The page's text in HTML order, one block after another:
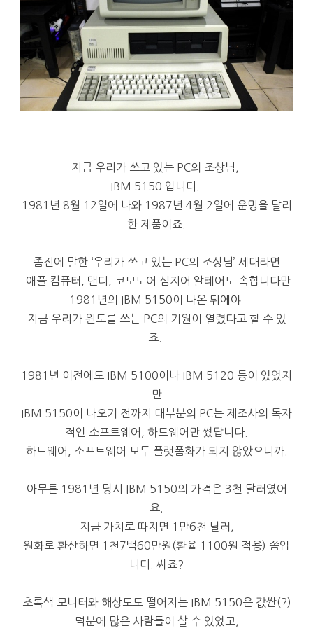
지금 우리가 쓰고 있는 PC의 조상님,
IBM 5150 입니다.
1981년 8월 12일에 나와 1987년 4월 2일에 운명을 달리
한 제품이죠.
좀전에 말한 ‘우리가 쓰고 있는 PC의 조상님’ 세대라면
애플 컴퓨터, 탠디, 코모도어 심지어 알테어도 속합니다만
1981년의 IBM 5150이 나온 뒤에야
지금 우리가 윈도를 쓰는 PC의 기원이 열렸다고 할 수 있
죠.
1981년 이전에도 IBM 5100이나 IBM 5120 등이 있었지
만
IBM 5150이 나오기 전까지 대부분의 PC는 제조사의 독자
적인 소프트웨어, 하드웨어만 썼답니다.
하드웨어, 소프트웨어 모두 플랫폼화가 되지 않았으니까.
아무튼 1981년 당시 IBM 5150의 가격은 3천 달러였어
요.
지금 가치로 따지면 1만6천 달러,
원화로 환산하면 1천7백60만원(환율 1100원 적용) 쯤입
니다. 싸죠?
초록색 모니터와 해상도도 떨어지는 IBM 5150은 값싼(?)
덕분에 많은 사람들이 살 수 있었고,